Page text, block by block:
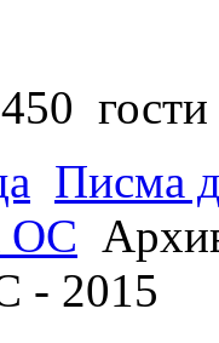
гости
Писма
ОС
- 2015